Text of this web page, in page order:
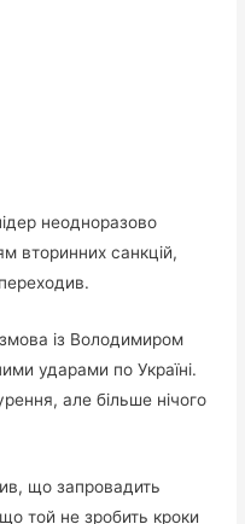
неодноразово
вторинних санкцій,
із Володимиром
ударами по Україні.
але більше нічого
що запровадить
той не зробить кроки